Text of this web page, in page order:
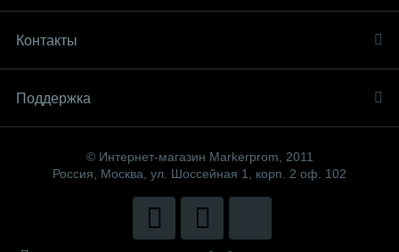
Контакты
Поддержка
© Интернет-магазин Markerprom, 2011
Россия, Москва, ул. Шоссейная 1, корп. 2 оф. 102